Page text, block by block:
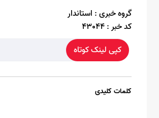
گروه خبری : استاندار
کد خبر :43044
کپی لینک کوتاه
کلمات کلیدی